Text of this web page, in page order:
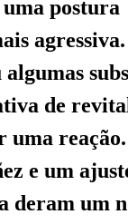
postura
de
uma
e um
deram um